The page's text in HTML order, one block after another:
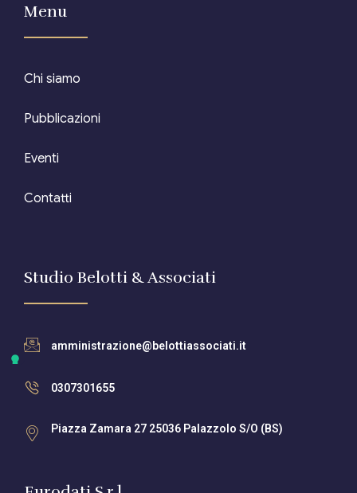
Menu
Chi siamo
Pubblicazioni
Eventi
Contatti
Studio Belotti & Associati
amministrazione@belottiassociati.it
0307301655
Piazza Zamara 27 25036 Palazzolo S/O (BS)